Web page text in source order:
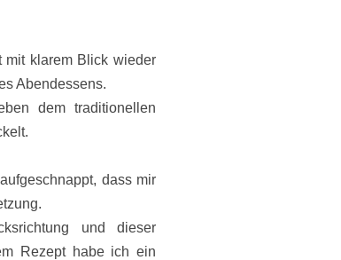
klarem Blick wieder
Abendessens.
dem traditionellen
dass mir
und dieser
Rezept habe ich ein